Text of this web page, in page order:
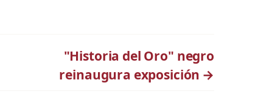
"Historia del Oro" negro
reinaugura exposición →